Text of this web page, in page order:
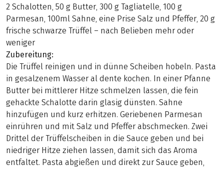
2 Schalotten, 50 g Butter, 300 g Tagliatelle, 100 g
Parmesan, 100ml Sahne, eine Prise Salz und Pfeffer, 20 g
frische schwarze Trüffel – nach Belieben mehr oder
weniger
Zubereitung:
Die Trüffel reinigen und in dünne Scheiben hobeln. Pasta
in gesalzenem Wasser al dente kochen. In einer Pfanne
Butter bei mittlerer Hitze schmelzen lassen, die fein
gehackte Schalotte darin glasig dünsten. Sahne
hinzufügen und kurz erhitzen. Geriebenen Parmesan
einrühren und mit Salz und Pfeffer abschmecken. Zwei
Drittel der Trüffelscheiben in die Sauce geben und bei
niedriger Hitze ziehen lassen, damit sich das Aroma
entfaltet. Pasta abgießen und direkt zur Sauce geben,